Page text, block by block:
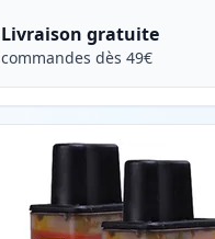
Livraison gratuite
commandes dès 49€